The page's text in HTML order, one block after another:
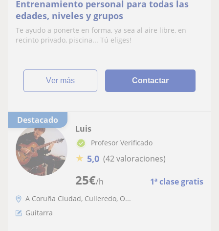
Entrenamiento personal para todas las
edades, niveles y grupos
Te ayudo a ponerte en forma, ya sea al aire libre, en
recinto privado, piscina... Tú eliges!
ver más Contactar
Destacado
25€/h 1ª clase gratis
Luis
Profesor Verificado
★ 5,0 (42 valoraciones)
A Coruña Ciudad, Culleredo, O...
Guitarra